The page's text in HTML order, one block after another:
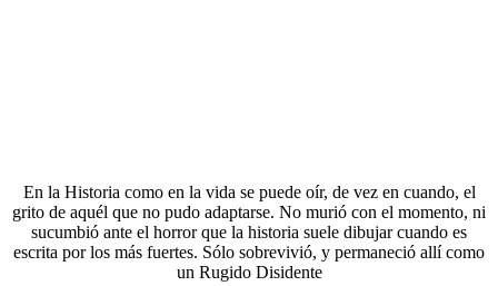
En la Historia como en la vida se puede oír, de vez en cuando, el
grito de aquél que no pudo adaptarse. No murió con el momento, ni
sucumbió ante el horror que la historia suele dibujar cuando es
escrita por los más fuertes. Sólo sobrevivió, y permaneció allí como
un Rugido Disidente